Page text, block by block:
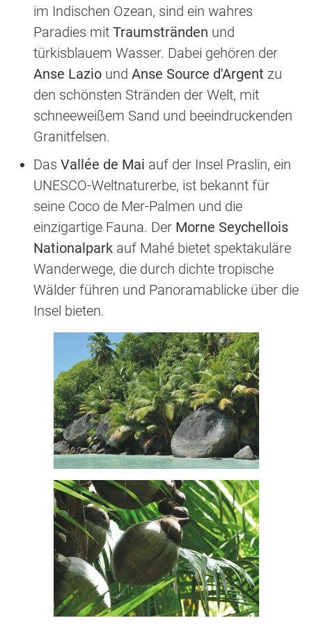
im Indischen Ozean, sind ein wahres
Paradies mit Traumstränden und
türkisblauem Wasser. Dabei gehören der
Anse Lazio und Anse Source d'Argent zu
den schönsten Stränden der Welt, mit
schneeweißem Sand und beeindruckenden
Granitfelsen.
Das Vallée de Mai auf der Insel Praslin, ein
UNESCO-Weltnaturerbe, ist bekannt für
seine Coco de Mer-Palmen und die
einzigartige Fauna. Der Morne Seychellois
Nationalpark auf Mahé bietet spektakuläre
Wanderwege, die durch dichte tropische
Wälder führen und Panoramablicke über die
Insel bieten.